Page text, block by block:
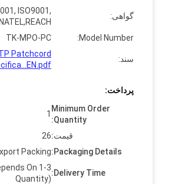
گواهی:
ISO9001,
Model Number:
TK-MPO-PC
سند:
Patchcord
پرداخت:
Minimum Order
Quantity:
1
قیمت:26
Packaging Details:
Packing
Delivery Time:
On
Quantity)